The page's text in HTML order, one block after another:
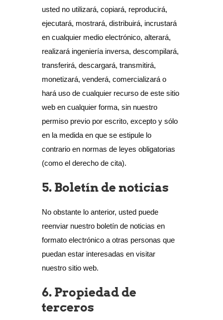
usted no utilizará, copiará, reproducirá,
ejecutará, mostrará, distribuirá, incrustará
en cualquier medio electrónico, alterará,
realizará ingeniería inversa, descompilará,
transferirá, descargará, transmitirá,
monetizará, venderá, comercializará o
hará uso de cualquier recurso de este sitio
web en cualquier forma, sin nuestro
permiso previo por escrito, excepto y sólo
en la medida en que se estipule lo
contrario en normas de leyes obligatorias
(como el derecho de cita).
5. Boletín de noticias
No obstante lo anterior, usted puede
reenviar nuestro boletín de noticias en
formato electrónico a otras personas que
puedan estar interesadas en visitar
nuestro sitio web.
6. Propiedad de
terceros